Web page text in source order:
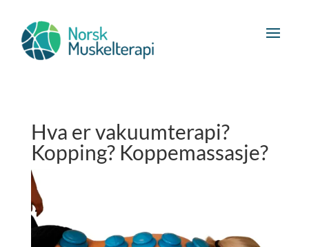
Hva er vakuumterapi?
Kopping? Koppemassasje?